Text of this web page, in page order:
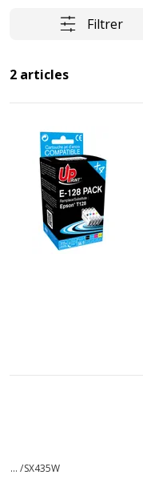
Filtrer
2 articles
... /SX435W